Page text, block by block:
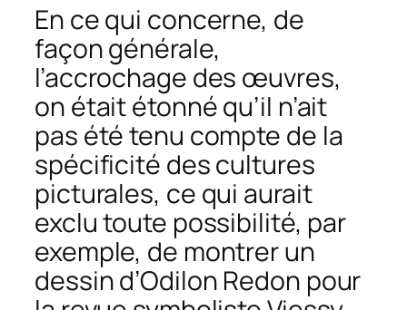
En ce qui concerne, de
façon générale,
l’accrochage des œuvres,
on était étonné qu’il n’ait
pas été tenu compte de la
spécificité descultures
picturales, ce qui aurait
exclu toute possibilité, par
exemple, de montrer un
dessin d’Odilon Redon pour